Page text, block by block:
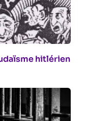
hitlérien